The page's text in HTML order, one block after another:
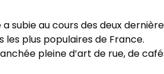
subie au cours des deux
les plus populaires de France.
pleine d’art de rue, de